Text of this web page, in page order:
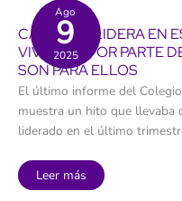
“disparate”
alojativo
suelos
rústicos
de
Canarias
Ago
9
2025
CANARIAS LIDERA EN
VIVIENDA POR PARTE
SON PARA ELLOS
El último informe del
muestra un hito que llevaba
liderado en el último
Canarias
lidera
Leer más